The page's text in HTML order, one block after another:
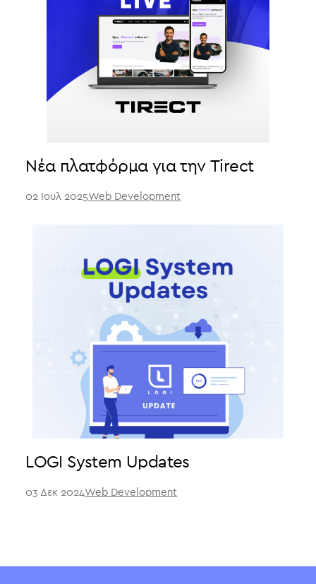
Νέα πλατφόρμα για την Tirect
02 Ιουλ 2025Web Development
LOGI System Updates
03 Δεκ 2024Web Development